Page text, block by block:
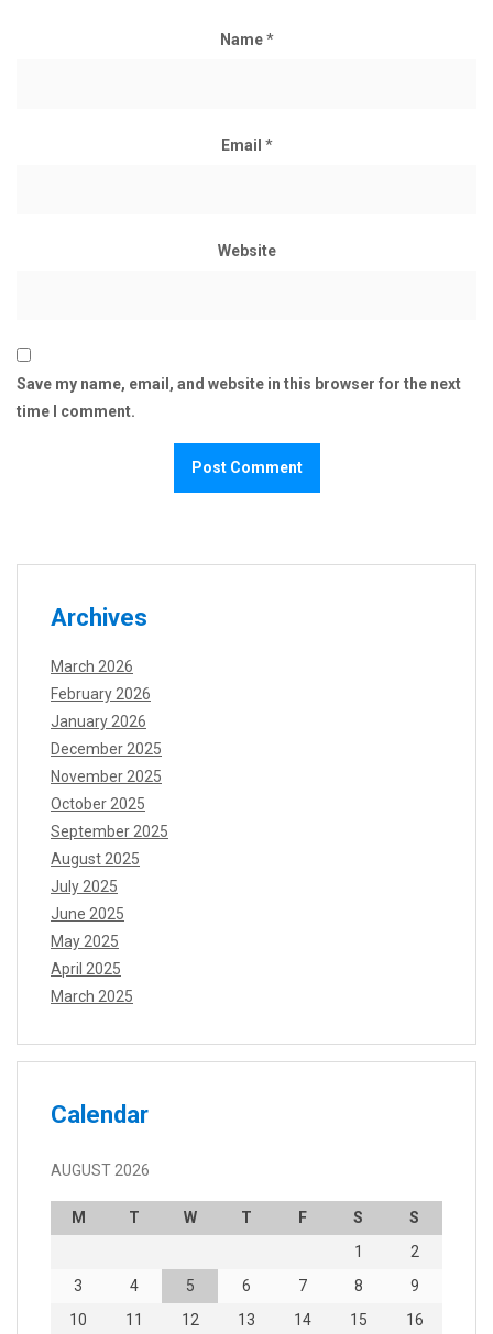
Name*
Email *
Website
Save my name, email, and website in this browser for the next
time I comment.
Archives
March 2026
February 2026
January 2026
December 2025
November 2025
October 2025
September 2025
August 2025
July 2025
June 2025
May 2025
April 2025
March 2025
Calendar
AUGUST 2026
M T W T F S
S
1
2
3
4 5 6 7 8
9
10
11 12 13 14 15
16